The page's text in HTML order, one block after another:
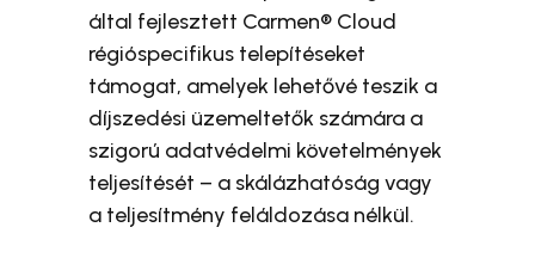
által fejlesztett Carmen® Cloud
régióspecifikus telepítéseket
támogat, amelyek lehetővé teszik a
díjszedési üzemeltetők számára a
szigorú adatvédelmi követelmények
teljesítését – a skálázhatóság vagy
a teljesítmény feláldozása nélkül.